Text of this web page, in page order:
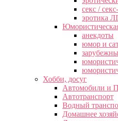
секс /
эротика
анекдоты
юмор и
Хобби, досуг
Автомобили и
Автотранспорт
Водный
Домашнее